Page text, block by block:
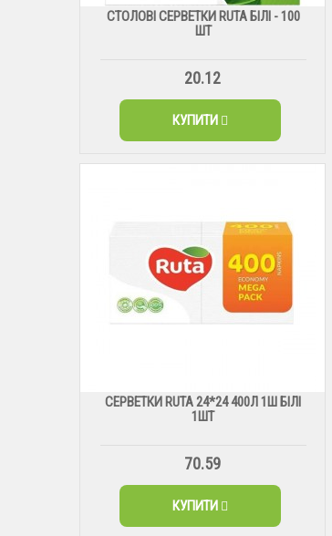
СТОЛОВІ СЕРВЕТКИ RUTA БІЛІ - 100
ШТ
20.12
КУПИТИ
СЕРВЕТКИ RUTA 24*24 400Л 1Ш БІЛІ
1ШТ
70.59
КУПИТИ